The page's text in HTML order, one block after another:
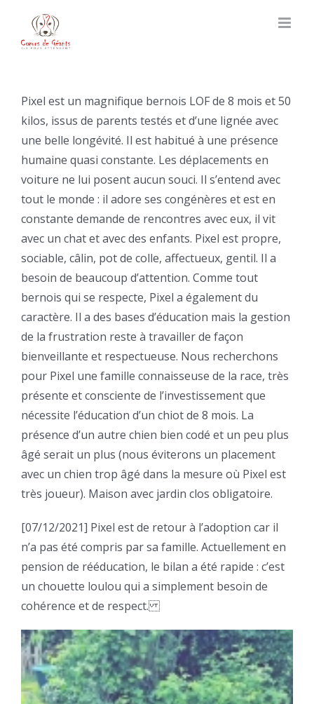
content
Pixel est un magnifique bernois LOF de 8 mois et 50
kilos, issus de parents testés et d’une lignée avec
une belle longévité. Il est habitué à une présence
humaine quasi constante. Les déplacements en
voiture ne lui posent aucun souci. Il s’entend avec
tout le monde : il adore ses congénères et est en
constante demande de rencontres avec eux, il vit
avec un chat et avec des enfants. Pixel est propre,
sociable, câlin, pot de colle, affectueux, gentil. Il a
besoin de beaucoup d’attention. Comme tout
bernois qui se respecte, Pixel a également du
caractère. Il a des bases d’éducation mais la gestion
de la frustration reste à travailler de façon
bienveillante et respectueuse. Nous recherchons
pour Pixel une famille connaisseuse de la race, très
présente et consciente de l’investissement que
nécessite l’éducation d’un chiot de 8 mois. La
présence d’un autre chien bien codé et un peu plus
âgé serait un plus (nous éviterons un placement
avec un chien trop âgé dans la mesure où Pixel est
très joueur). Maison avec jardin clos obligatoire.
[07/12/2021] Pixel est de retour à l’adoption car il
n’a pas été compris par sa famille. Actuellement en
pension de rééducation, le bilan a été rapide : c’est
un chouette loulou qui a simplement besoin de
cohérence et de respect.